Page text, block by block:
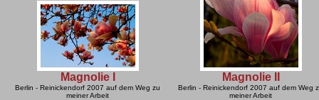
Magnolie I
Berlin - Reinickendorf 2007 auf dem Weg zu
meiner Arbeit
Magnolie II
Berlin - Reinickendorf 2007 auf dem Weg
meiner Arbeit